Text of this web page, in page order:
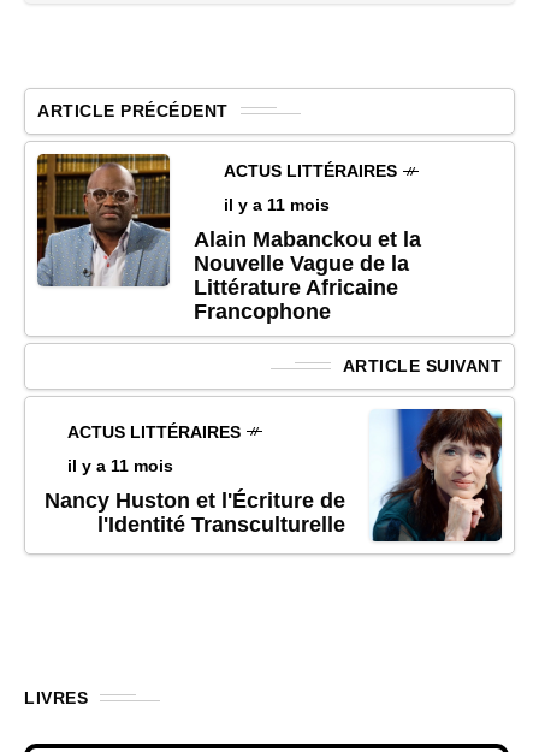
ARTICLE PRÉCÉDENT
ACTUS LITTÉRAIRES
il y a 11 mois
Alain Mabanckou et la
Nouvelle Vague de la
Littérature Africaine
Francophone
ARTICLE SUIVANT
ACTUS LITTÉRAIRES
il y a 11 mois
Nancy Huston et l'Écriture de
l'Identité Transculturelle
LIVRES